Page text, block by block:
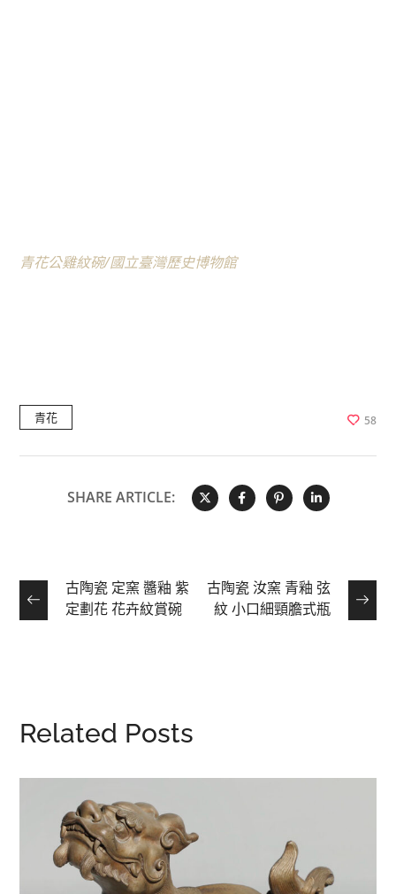
青花公雞紋碗/國立臺灣歷史博物館
青花 58
SHARE ARTICLE:
古陶瓷 定窯 醬釉 紫
定劃花 花卉紋賞碗
古陶瓷 汝窯 青釉 弦
紋 小口細頸膽式瓶
Related Posts